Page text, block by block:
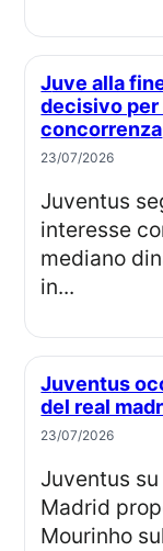
Juve alla finestra per andre: incastro
decisivo per
concorrenza
23/07/2026
Juventus segue André del Corinthians:
interesse
mediano
in...
Juventus occasione di mercato: esubero
del real
23/07/2026
Juventus su Franco Mastantuono: il Real
Madrid
Mourinho